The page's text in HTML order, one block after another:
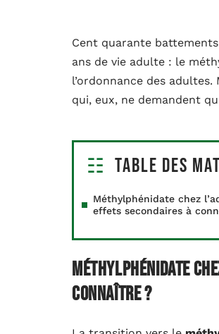
Cent quarante
ans de vie adulte : le
l’ordonnance des
qui, eux, ne demandent
Table des
Méthylphénidate chez
effets secondaires à
Méthylphénidate
connaître ?